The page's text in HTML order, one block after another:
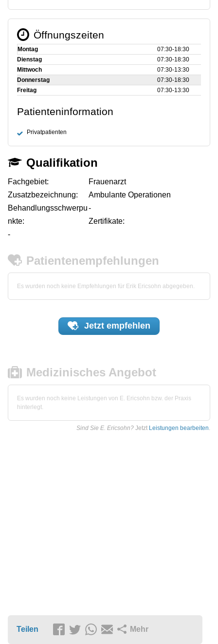
Öffnungszeiten
Montag
07:30‑18:30
Dienstag
07:30‑18:30
Mittwoch
07:30‑13:30
Donnerstag
07:30‑18:30
Freitag
07:30‑13:30
Patienteninformation
Privatpatienten
Qualifikation
Fachgebiet:
Frauenarzt
Zusatzbezeichnung:
Ambulante Operationen
Behandlungsschwerpu
nkte:
-
Zertifikate:
-
Patientenempfehlungen
Es wurden noch keine Empfehlungen für Erik Ericsohn abgegeben.
Jetzt empfehlen
Medizinisches Angebot
Es wurden noch keine Leistungen von E. Ericsohn bzw. der Praxis
hinterlegt.
Sind Sie E. Ericsohn? Jetzt Leistungen bearbeiten.
Teilen Mehr